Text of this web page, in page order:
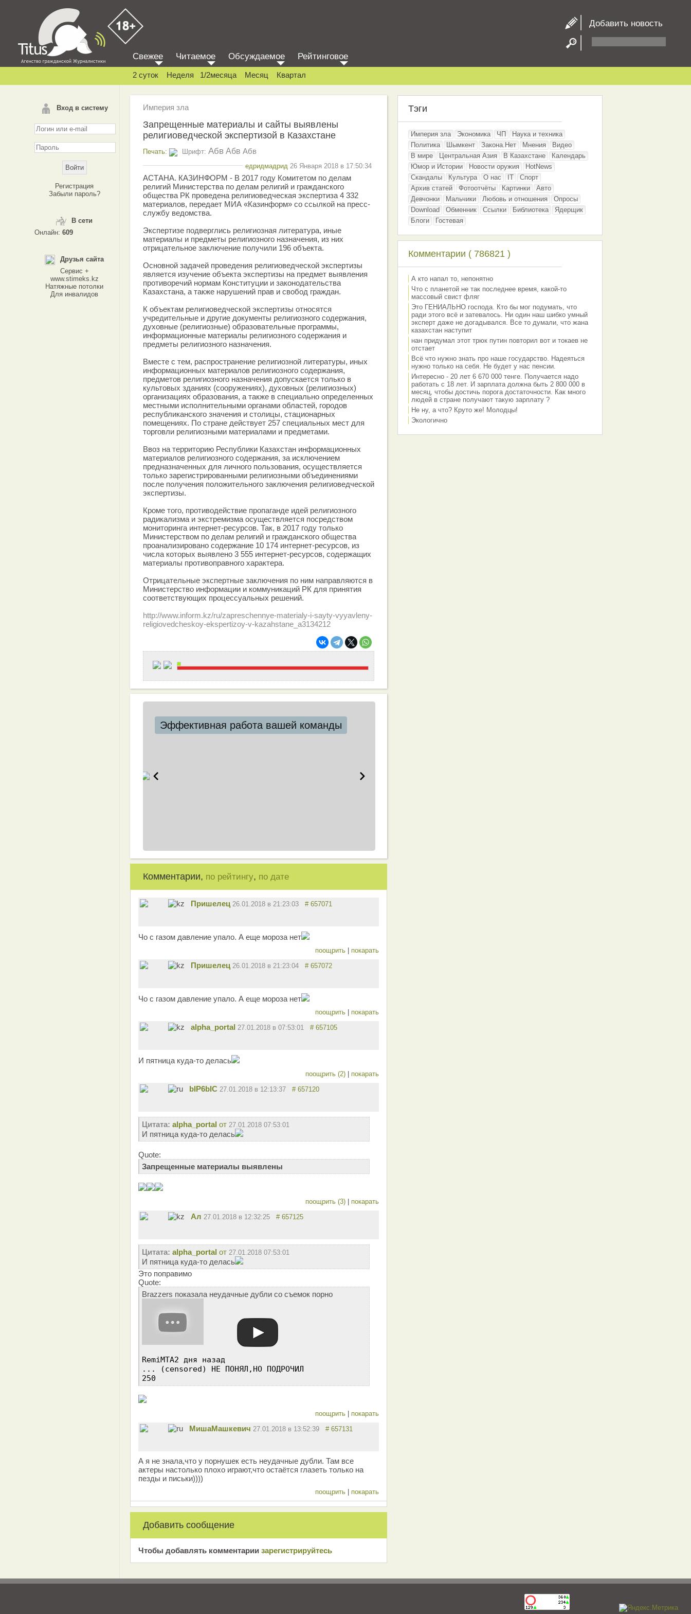
Добавить новость
Вход в систему
Регистрация
Забыли пароль?
В сети
Онлайн: 609
Друзья сайта
Сервис +
www.stimeks.kz
Натяжные потолки
Для инвалидов
Свежее Читаемое Обсуждаемое Рейтинговое
2 суток Неделя 1/2месяца Месяц Квартал
Империя зла
Запрещенные материалы и сайты выявлены
религиоведческой экспертизой в Казахстане
Печать: Шрифт: Абв Абв Абв
едридмадрид 26 Января 2018 в 17:50:34
АСТАНА. КАЗИНФОРМ - В 2017 году Комитетом по делам
религий Министерства по делам религий и гражданского
общества РК проведена религиоведческая экспертиза 4 332
материалов, передает МИА «Казинформ» со ссылкой на пресс-
службу ведомства.
Экспертизе подверглись религиозная литература, иные
материалы и предметы религиозного назначения, из них
отрицательное заключение получили 196 объекта.
Основной задачей проведения религиоведческой экспертизы
является изучение объекта экспертизы на предмет выявления
противоречий нормам Конституции и законодательства
Казахстана, а также нарушений прав и свобод граждан.
К объектам религиоведческой экспертизы относятся
учредительные и другие документы религиозного содержания,
духовные (религиозные) образовательные программы,
информационные материалы религиозного содержания и
предметы религиозного назначения.
Вместе с тем, распространение религиозной литературы, иных
информационных материалов религиозного содержания,
предметов религиозного назначения допускается только в
культовых зданиях (сооружениях), духовных (религиозных)
организациях образования, а также в специально определенных
местными исполнительными органами областей, городов
республиканского значения и столицы, стационарных
помещениях. По стране действует 257 специальных мест для
торговли религиозными материалами и предметами.
Ввоз на территорию Республики Казахстан информационных
материалов религиозного содержания, за исключением
предназначенных для личного пользования, осуществляется
только зарегистрированными религиозными объединениями
после получения положительного заключения религиоведческой
экспертизы.
Кроме того, противодействие пропаганде идей религиозного
радикализма и экстремизма осуществляется посредством
мониторинга интернет-ресурсов. Так, в 2017 году только
Министерством по делам религий и гражданского общества
проанализировано содержание 10 174 интернет-ресурсов, из
числа которых выявлено 3 555 интернет-ресурсов, содержащих
материалы противоправного характера.
Отрицательные экспертные заключения по ним направляются в
Министерство информации и коммуникаций РК для принятия
соответствующих процессуальных решений.
http://www.inform.kz/ru/zapreschennye-materialy-i-sayty-vyyavleny-
religiovedcheskoy-ekspertizoy-v-kazahstane_a3134212
Эффективная работа вашей команды
Комментарии, по рейтингу, по дате
Пришелец 26.01.2018 в 21:23:03 # 657071
Чо с газом давление упало. А еще мороза нет
поощрить покарать
Пришелец 26.01.2018 в 21:23:04 # 657072
Чо с газом давление упало. А еще мороза нет
поощрить покарать
alpha_portal 27.01.2018 в 07:53:01 # 657105
И пятница куда-то делась
поощрить (2) покарать
bIP6bIC 27.01.2018 в 12:13:37 # 657120
Цитата: alpha_portal от 27.01.2018 07:53:01
И пятница куда-то делась
Quote:
Запрещенные материалы выявлены
поощрить (3) покарать
Ал 27.01.2018 в 12:32:25 # 657125
Цитата: alpha_portal от 27.01.2018 07:53:01
И пятница куда-то делась
Это поправимо
Quote:
Brazzers показала неудачные дубли со съемок порно
RemiMTA2 дня назад
... (censored) НЕ ПОНЯЛ,НО ПОДРОЧИЛ
250
поощрить покарать
MишаМашкевич 27.01.2018 в 13:52:39 # 657131
А я не знала,что у порнушек есть неудачные дубли. Там все
актеры настолько плохо играют,что остаётся глазеть только на
пезды и письки))))
поощрить покарать
Добавить сообщение
Чтобы добавлять комментарии зарeгиcтрирyйтeсь
Тэги
Империя зла Экономика ЧП
Наука и техника
Политика
Шымкент Закона.Нет Мнения
Видео
В мире
Центральная Азия В Казахстане
Календарь
Юмор и Истории
Новости оружия
HotNews
Скандалы
Культура О нас IT
Спорт
Архив статей
Фотоотчёты Картинки
Авто
Девчонки
Мальчики Любовь и отношения
Опросы
Download
Обменник Ссылки Библиотека
Ядерщик
Блоги
Гостевая
Комментарии ( 786821 )
А кто напал то, непонятно
Что с планетой не так последнее время, какой-то
массовый свист фляг
Это ГЕНИАЛЬНО господа. Кто бы мог подумать, что
ради этого всё и затевалось. Ни один наш шибко умный
эксперт даже не догадывался. Все то думали, что жана
казахстан наступит
нан придумал этот трюк путин повторил вот и токаев не
отстает
Всё что нужно знать про наше государство. Надеяться
нужно только на себя. Не будет у нас пенсии.
Интересно - 20 лет 6 670 000 тенге. Получается надо
работать с 18 лет. И зарплата должна быть 2 800 000 в
месяц, чтобы достичь порога достаточности. Как много
людей в стране получают такую зарплату ?
Не ну, а что? Круто же! Молодцы!
Экологично